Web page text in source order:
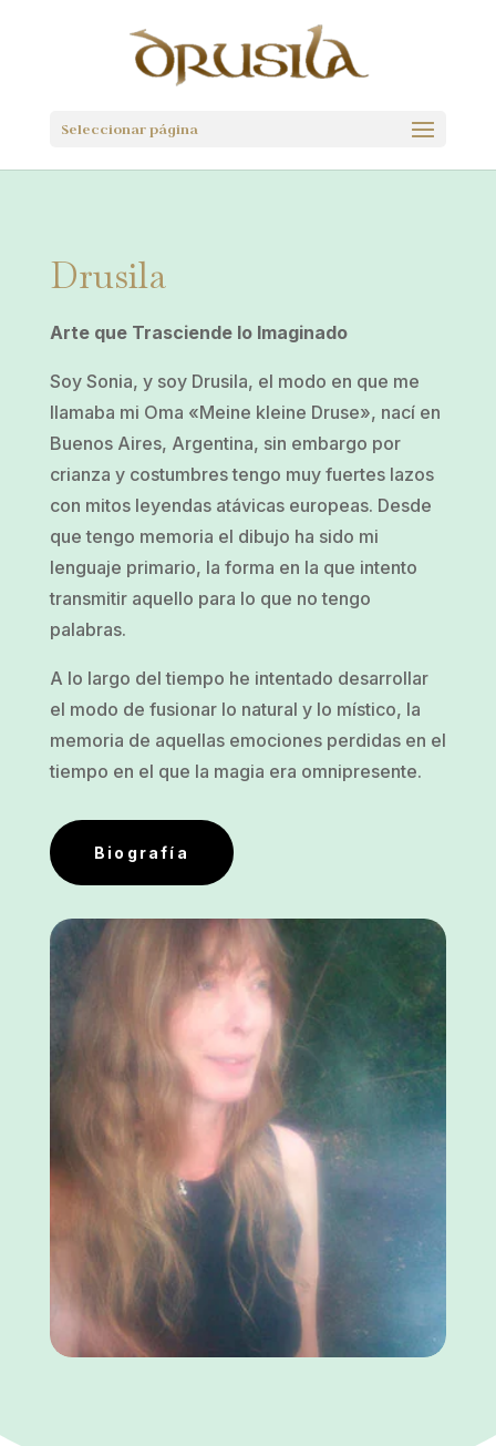
Seleccionar página
Drusila
Arte que Trasciende lo Imaginado
Soy Sonia, y soy Drusila, el modo en que me
llamaba mi Oma «Meine kleine Druse», nací en
Buenos Aires, Argentina, sin embargo por
crianza y costumbres tengo muy fuertes lazos
con mitos leyendas atávicas europeas. Desde
que tengo memoria el dibujo ha sido mi
lenguaje primario, la forma en la que intento
transmitir aquello para lo que no tengo
palabras.
A lo largo del tiempo he intentado desarrollar
el modo de fusionar lo natural y lo místico, la
memoria de aquellas emociones perdidas en el
tiempo en el que la magia era omnipresente.
Biografía